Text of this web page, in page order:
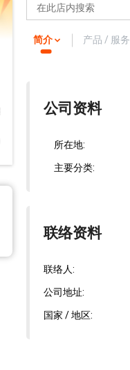
简介 产品 / 服务
公司资料
所在地:
主要分类:
联络资料
联络人:
公司地址:
国家 / 地区: